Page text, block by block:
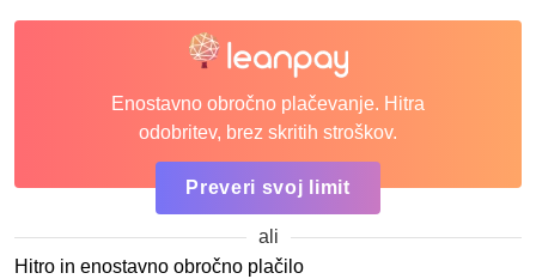
Enostavno obročno plačevanje. Hitra
odobritev, brez skritih stroškov.
Preveri svoj limit
ali
Hitro in enostavno obročno plačilo